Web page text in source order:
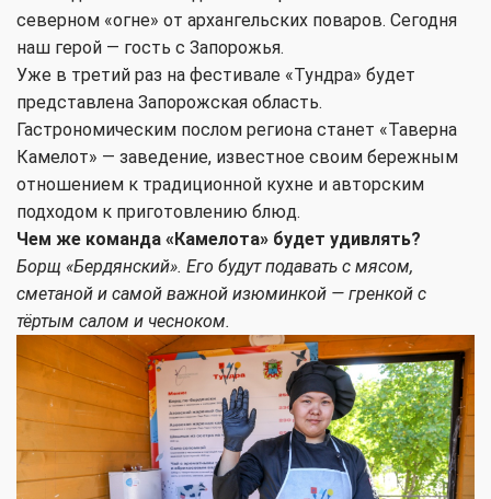
северном «огне» от архангельских поваров. Сегодня
наш герой — гость с Запорожья.
Уже в третий раз на фестивале «Тундра» будет
представлена Запорожская область.
Гастрономическим послом региона станет «Таверна
Камелот» — заведение, известное своим бережным
отношением к традиционной кухне и авторским
подходом к приготовлению блюд.
Чем же команда «Камелота» будет удивлять?
Борщ «Бердянский». Его будут подавать с мясом,
сметаной и самой важной изюминкой — гренкой с
тёртым салом и чесноком.